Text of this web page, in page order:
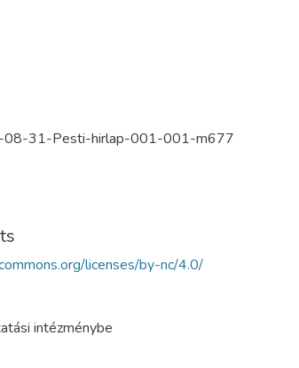
31-Pesti-hirlap-001-001-m677
licenses/by-nc/4.0/
intézménybe